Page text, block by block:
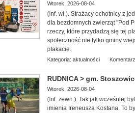
Wtorek, 2026-08-04
(Inf. wł.). Strażacy ochotnicy z
dla bezdomnych zwierząt "Pod
rzeczy, które przydadzą się tej
społeczność nie tylko gminy
plakacie.
Kategoria: aktualności
RUDNICA > gm.
Wtorek, 2026-08-04
(Inf. zewn.). Tak jak wcześniej
imienia Ireneusza Kostana. To